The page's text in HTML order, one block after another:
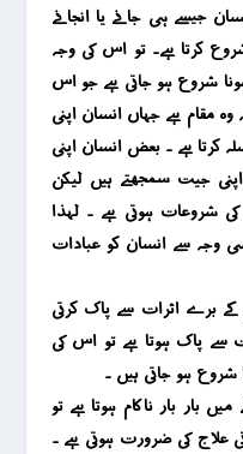
جیسے ہی جانے یا انجانے
کرتا ہے۔ تو اس کی وجہ
شروع ہو جاتی ہے جو اس
وہ مقام ہے جہاں انسان اپنی
کرتا ہے ۔ بعض انسان اپنی
جیت سمجھتے ہیں لیکن
شروعات ہوتی ہے ۔ لہذا
وجہ سے انسان کو عبادات
برے اثرات سے پاک کرتی
سے پاک ہوتا ہے تو اس کی
شروع ہو جاتی ہیں ۔
بار بار ناکام ہوتا ہے تو
علاج کی ضرورت ہوتی ہے ۔